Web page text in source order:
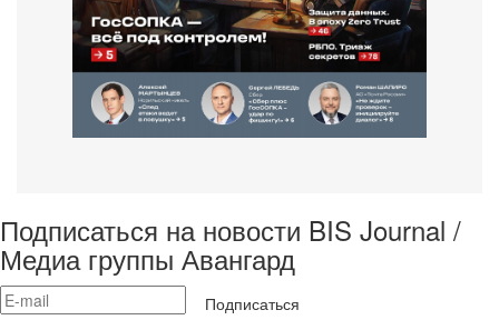
Подписаться на новости BIS Journal /
Медиа группы Авангард
Подписаться